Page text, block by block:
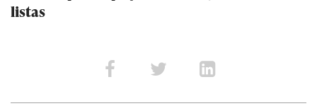
listas